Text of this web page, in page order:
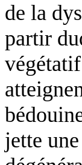
de la
partir
jette